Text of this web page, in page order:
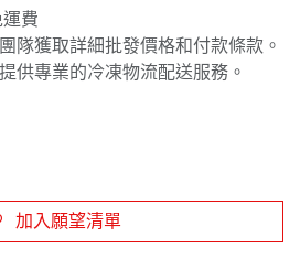
費
隊獲取詳細批發價格和付款條款。
供專業的冷凍物流配送服務。
加入願望清單